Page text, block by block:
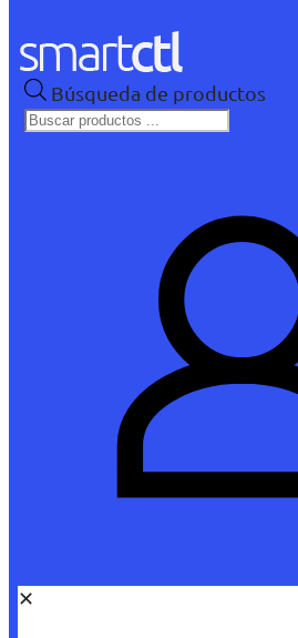
Búsqueda de productos
✕